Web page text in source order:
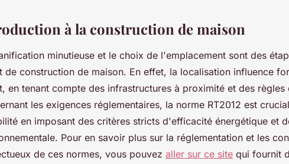
à la construction de maison
minutieuse et le choix de l'emplacement sont des
de construction de maison. En effet, la localisation influence
en tenant compte des infrastructures à proximité et des règles
les exigences réglementaires, la norme RT2012 est
en imposant des critères stricts d'efficacité énergétique et
Pour en savoir plus sur la réglementation et les
de ces normes, vous pouvez aller sur ce site qui fournit